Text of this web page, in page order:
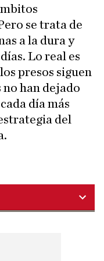
se trata de
a la dura y
Lo real es
presos siguen
no han dejado
día más
del